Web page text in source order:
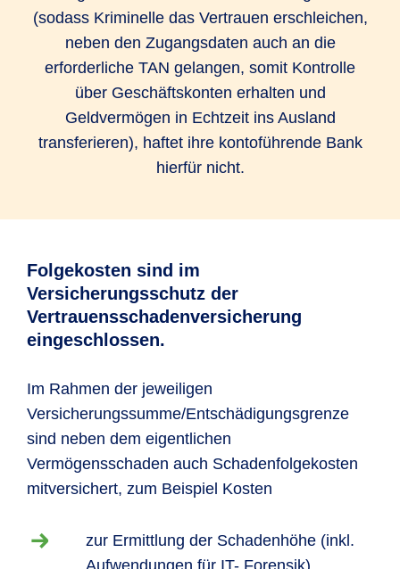
(sodass Kriminelle das Vertrauen erschleichen,
neben den Zugangsdaten auch an die
erforderliche TAN gelangen, somit Kontrolle
über Geschäftskonten erhalten und
Geldvermögen in Echtzeit ins Ausland
transferieren), haftet ihre kontoführende Bank
hierfür nicht.
Folgekosten sind im
Versicherungsschutz der
Vertrauensschadenversicherung
eingeschlossen.
Im Rahmen der jeweiligen
Versicherungssumme/Entschädigungsgrenze
sind neben dem eigentlichen
Vermögensschaden auch Schadenfolgekosten
mitversichert, zum Beispiel Kosten
zur Ermittlung der Schadenhöhe (inkl.
Aufwendungen für IT- Forensik)